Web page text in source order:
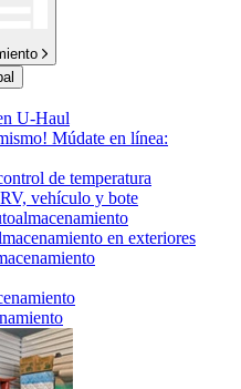
U-Haul
Múdate en línea:
de temperatura
vehículo y bote
en exteriores